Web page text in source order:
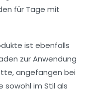
für Tage mit
ist ebenfalls
zur Anwendung
angefangen bei
sowohl im Stil als